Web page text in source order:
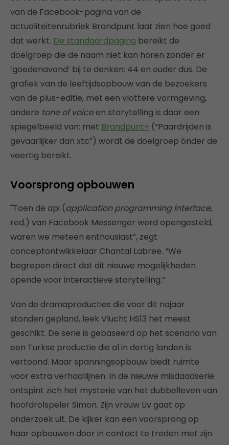
van de Facebook-pagina van de
actualiteitenrubriek Brandpunt laat zien hoe goed
dat werkt. De standaardpagina bereikt de
doelgroep die de naam niet kan horen zonder er
‘goedenavond’ bij te denken: 44 en ouder dus. De
grafiek van de leeftijdsopbouw van de bezoekers
van de plus-editie, met een vlottere vormgeving,
andere tone of voiceen storytelling is daar een
spiegelbeeld van: met Brandpunt+ (“Paardrijden is
gevaarlijker dan xtc”) wordt de doelgroep ónder de
veertig bereikt.
Voorsprong opbouwen
΅Toen de api (application programming interface,
red.) van Facebook Messenger werd opengesteld,
waren we meteen enthousiast”, zegt
conceptontwikkelaar Chantal Labree. “We
begrepen direct dat dit nieuwe mogelijkheden
opende voor interactieve storytelling.”
Van de dramaproducties die voor dit najaar
stonden gepland, leek Vlucht HS13 het meest
geschikt. De serie is gebaseerd op het scenario van
een Turkse productie die al in dertig landen is
vertoond. Maar spanningsopbouw biedt ruimte
voor extra verhaallijnen. In de nieuwe misdaadserie
ontspint zich het mysterie van het dubbelleven van
hoofdrolspeler Simon. Zijn vrouw Liv gaat op
onderzoek uit. De kijker kan een voorsprong op
haar opbouwen door in contact te treden met zijn